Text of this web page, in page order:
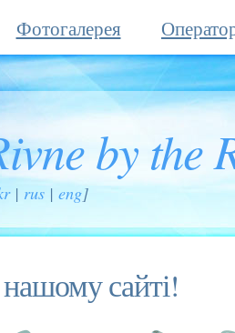
Фотогалерея
by the
| rus | eng]
сайті!